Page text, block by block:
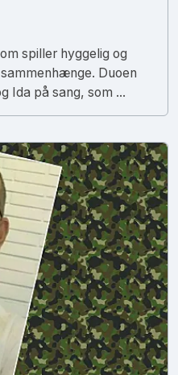
spiller hyggelig og
Duoen
Ida på sang, som ...